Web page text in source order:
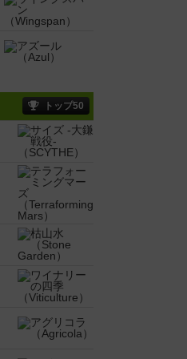
トップ50